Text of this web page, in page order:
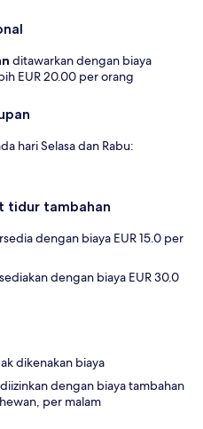
ditawarkan dengan biaya
EUR 20.00 per orang
hari Selasa dan Rabu:
tidur tambahan
dengan biaya EUR 15.0 per
dengan biaya EUR 30.0
dikenakan biaya
dengan biaya tambahan
per malam